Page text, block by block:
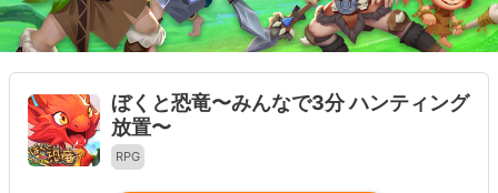
ぼくと恐竜〜みんなで3分 ハンティング
放置〜
RPG